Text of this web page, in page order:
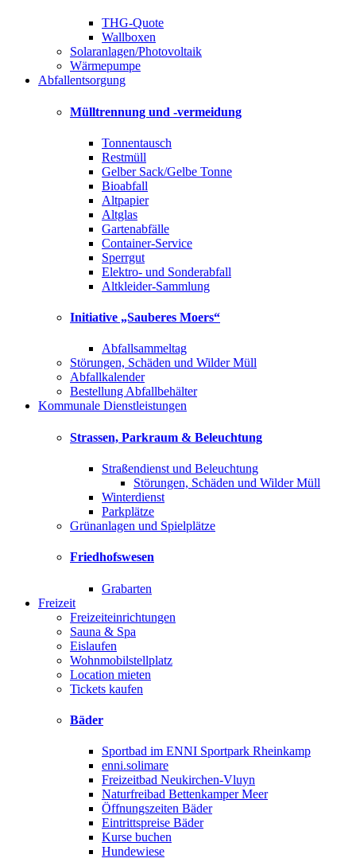
THG-Quote
Wallboxen
Solaranlagen/Photovoltaik
Wärmepumpe
Abfallentsorgung
Mülltrennung und -vermeidung
Tonnentausch
Restmüll
Gelber Sack/Gelbe Tonne
Bioabfall
Altpapier
Altglas
Gartenabfälle
Container-Service
Sperrgut
Elektro- und Sonderabfall
Altkleider-Sammlung
Initiative „Sauberes Moers“
Abfallsammeltag
Störungen, Schäden und Wilder Müll
Abfallkalender
Bestellung Abfallbehälter
Kommunale Dienstleistungen
Strassen, Parkraum & Beleuchtung
Straßendienst und Beleuchtung
Störungen, Schäden und Wilder Müll
Winterdienst
Parkplätze
Grünanlagen und Spielplätze
Friedhofswesen
Grabarten
Freizeit
Freizeiteinrichtungen
Sauna & Spa
Eislaufen
Wohnmobilstellplatz
Location mieten
Tickets kaufen
Bäder
Sportbad im ENNI Sportpark Rheinkamp
enni.solimare
Freizeitbad Neukirchen-Vluyn
Naturfreibad Bettenkamper Meer
Öffnungszeiten Bäder
Eintrittspreise Bäder
Kurse buchen
Hundewiese